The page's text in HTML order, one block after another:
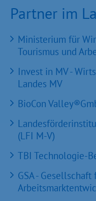
Partner im
Ministerium für
Tourismus und
Invest in MV -
Landes MV
BioCon
(LFI M-V)
TBI Technologie-
GSA -